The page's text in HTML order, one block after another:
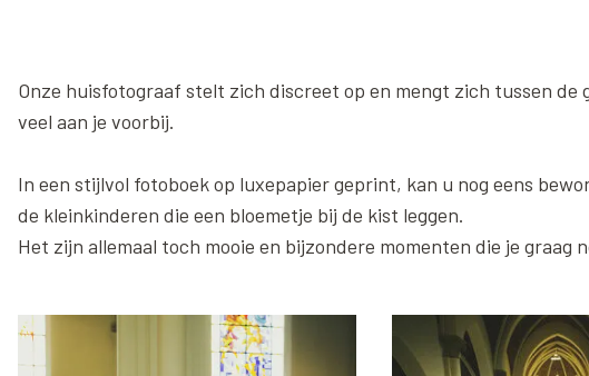
Onze huisfotograaf stelt zich discreet op en mengt zich tussen de
veel aan je voorbij.
In een stijlvol fotoboek op luxepapier geprint, kan u nog eens
de kleinkinderen die een bloemetje bij de kist leggen.
Het zijn allemaal toch mooie en bijzondere momenten die je graag